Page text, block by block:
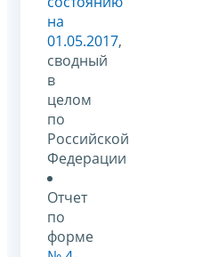
на
01.05.2017,
сводный
в
целом
по
Российской
Федерации
Отчет
по
форме